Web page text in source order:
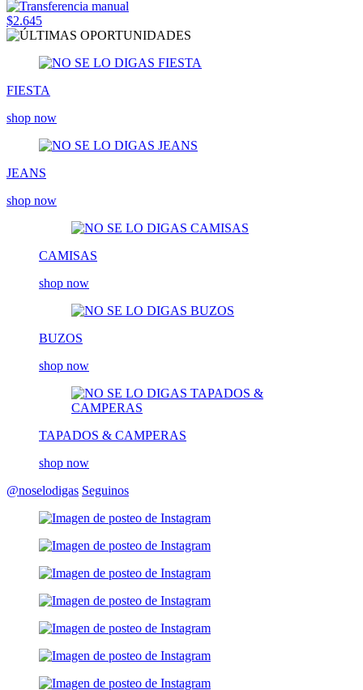
$2.645
FIESTA
shop now
JEANS
shop now
CAMISAS
shop now
BUZOS
shop now
TAPADOS & CAMPERAS
shop now
@noselodigas Seguinos